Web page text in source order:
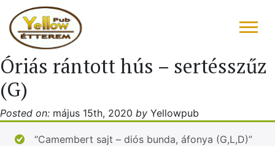
FŐOLDAL
ÉTLAP – ITALLAP
KONYHAFŐNÖK AJÁNLATA
Óriás rántott hús – sertésszűz
(G)
Posted on: május 15th, 2020 by Yellowpub
“Camembert sajt – diós bunda, áfonya (G,L,D)”